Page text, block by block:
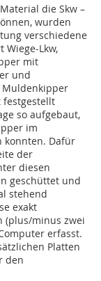
die Skw –
wurden
verschiedene
Wiege-Lkw,
mit
und
Muldenkipper
festgestellt
so aufgebaut,
im
konnten. Dafür
der
diesen
geschüttet und
stehend
exakt
(plus/minus zwei
erfasst.
Platten
den